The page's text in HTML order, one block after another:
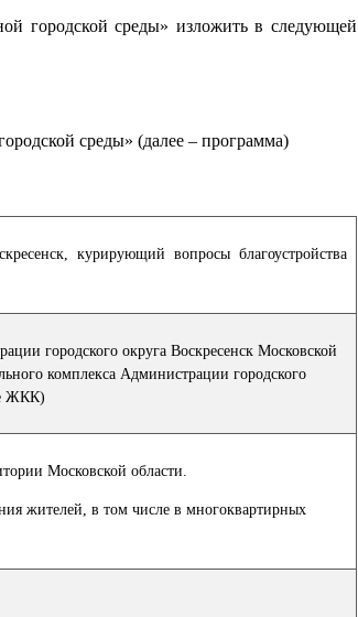
городской среды» изложить в следующей
среды» (далее – программа)
курирующий вопросы благоустройства
городского округа Воскресенск Московской
комплекса Администрации городского
ЖКК)
Московской области.
жителей, в том числе в многоквартирных